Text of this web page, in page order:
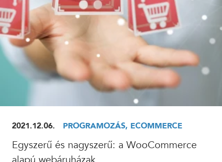
2021.12.06. PROGRAMOZÁS, ECOMMERCE
Egyszerű és nagyszerű: a WooCommerce